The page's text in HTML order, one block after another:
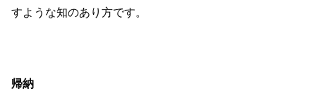
すような知のあり方です。
帰納